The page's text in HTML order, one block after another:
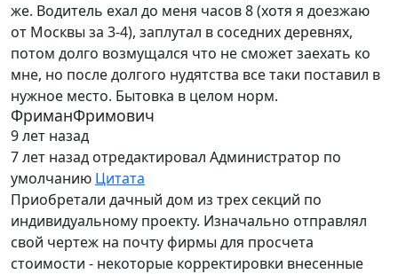
же. Водитель ехал до меня часов 8 (хотя я доезжаю
от Москвы за 3-4), заплутал в соседних деревнях,
потом долго возмущался что не сможет заехать ко
мне, но после долгого нудятства все таки поставил в
нужное место. Бытовка в целом норм.
ФриманФримович
9 лет назад
7 лет назад отредактировал Администратор по
умолчанию Цитата
Приобретали дачный дом из трех секций по
индивидуальному проекту. Изначально отправлял
свой чертеж на почту фирмы для просчета
стоимости - некоторые корректировки внесенные